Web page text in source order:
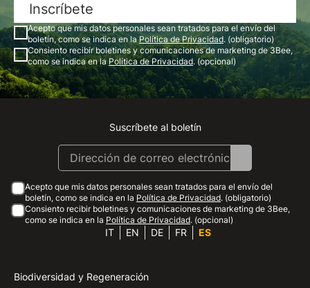
Inscríbete
Acepto que mis datos personales sean tratados para el envío del
boletín, como se indica en laPolítica de Privacidad. (obligatorio)
Consiento recibir boletines y comunicaciones de marketing de 3Bee,
como se indica en laPolítica de Privacidad. (opcional)
Instagram
Facebook
Linkedin
Youtube
Suscríbete al boletín
Acepto que mis datos personales sean tratados para el envío del
boletín, como se indica en la Política de Privacidad. (obligatorio)
Consiento recibir boletines y comunicaciones de marketing de 3Bee,
como se indica en la Política de Privacidad. (opcional)
IT EN DE FR ES
Biodiversidad y Regeneración